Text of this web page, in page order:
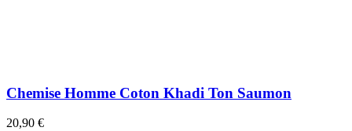
Chemise Homme Coton Khadi Ton Saumon
20,90 €